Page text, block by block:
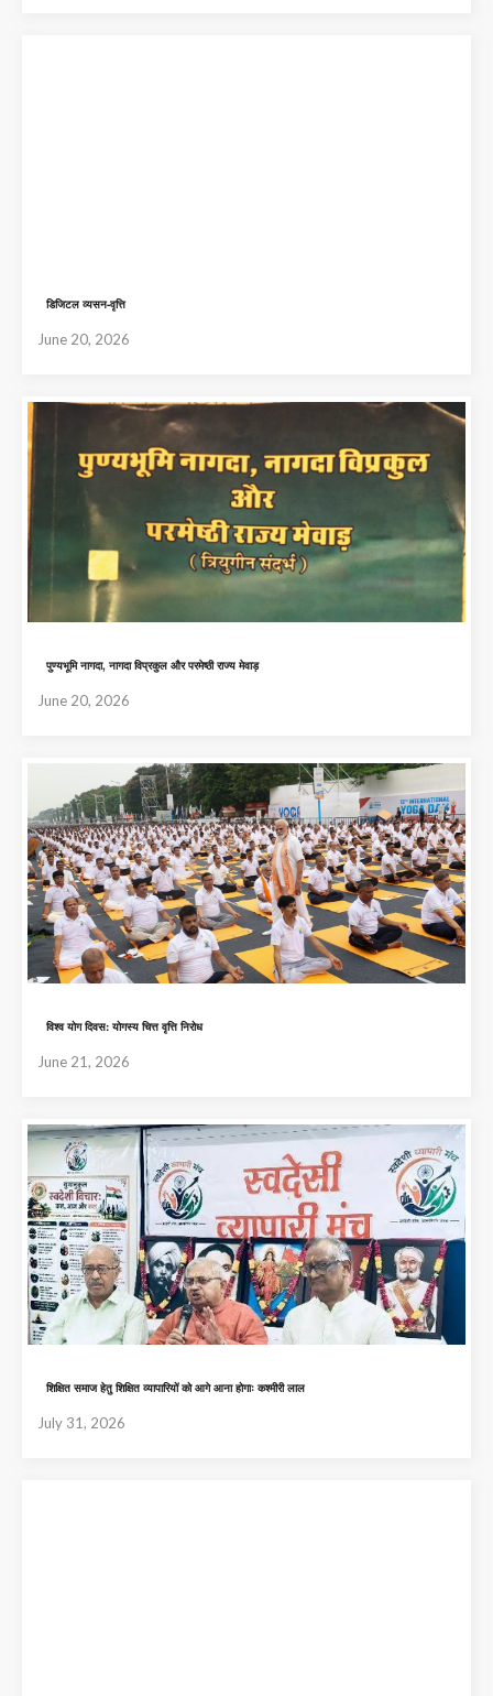
डिजिटल व्यसन-वृत्ति
June 20, 2026
पुण्यभूमि नागदा, नागदा विप्रकुल और परमेष्ठी राज्य मेवाड़
June 20, 2026
विश्व योग दिवस: योगस्य चित्त वृत्ति निरोध
June 21, 2026
शिक्षित समाज हेतु शिक्षित व्यापारियों को आगे आना होगाः कश्मीरी लाल
July 31, 2026